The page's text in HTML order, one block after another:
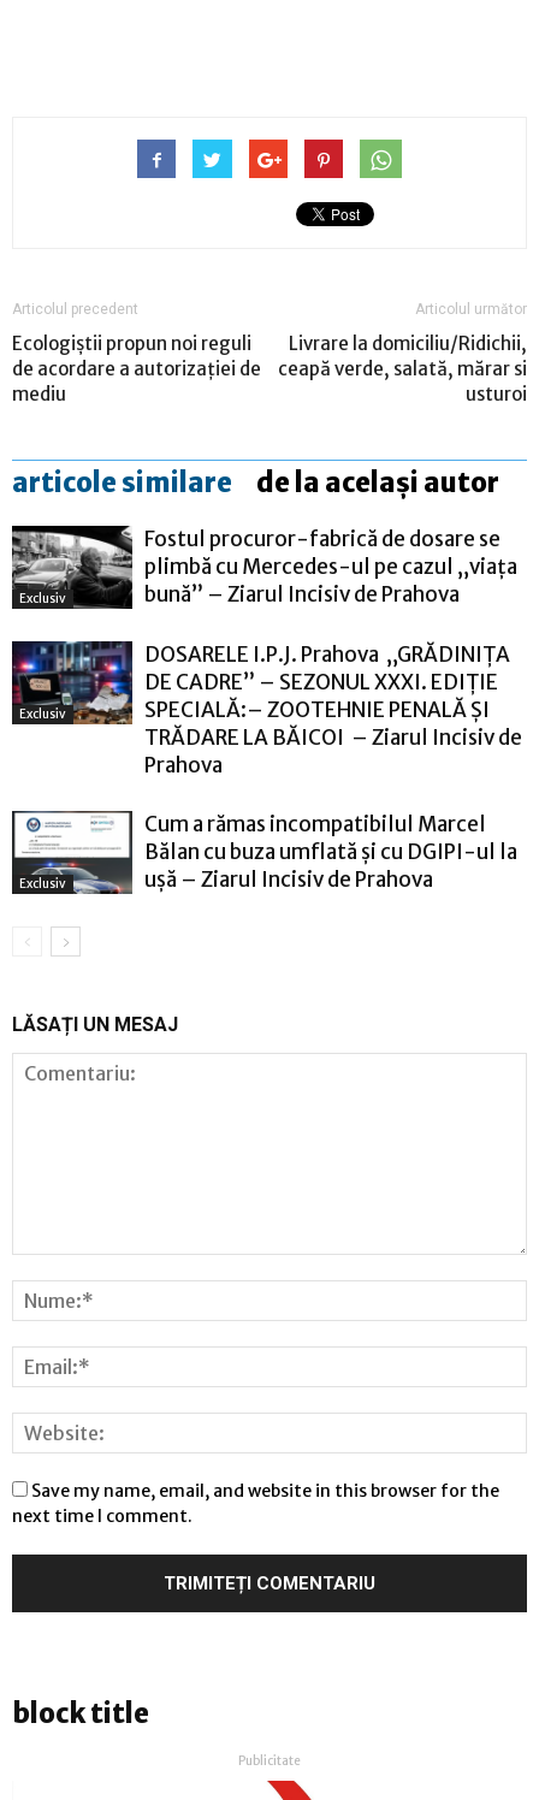
Articolul precedent
Ecologiștii propun noi reguli
de acordare a autorizației de
mediu
Articolul următor
Livrare la domiciliu/Ridichii,
ceapă verde, salată, mărar si
usturoi
articole similare de la același autor
Exclusiv
Fostul procuror-fabrică de dosare se
plimbă cu Mercedes-ul pe cazul „viața
bună” – Ziarul Incisiv de Prahova
Exclusiv
DOSARELE I.P.J. Prahova „GRĂDINIȚA
DE CADRE” – SEZONUL XXXI. EDIȚIE
SPECIALĂ:– ZOOTEHNIE PENALĂ ȘI
TRĂDARE LA BĂICOI – Ziarul Incisiv de
Prahova
Exclusiv
Cum a rămas incompatibilul Marcel
Bălan cu buza umflată și cu DGIPI-ul la
ușă – Ziarul Incisiv de Prahova
LĂSAȚI UN MESAJ
Save my name, email, and website in this browser for the
next time I comment.
block title
Publicitate